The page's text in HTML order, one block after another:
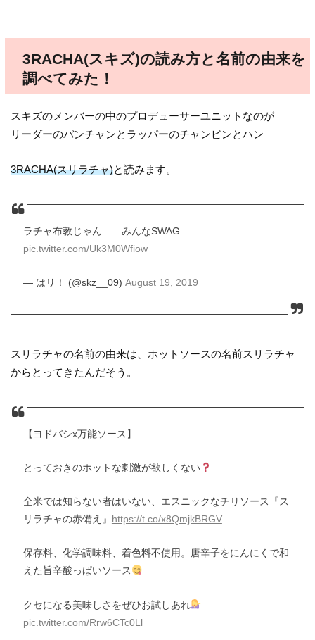
3RACHA(スキズ)の読み方と名前の由来を
調べてみた！
スキズのメンバーの中のプロデューサーユニットなのが
リーダーのバンチャンとラッパーのチャンビンとハン
3RACHA(スリラチャ)と読みます。
ラチャ布教じゃん……みんなSWAG………………
pic.twitter.com/Uk3M0Wfiow
— はリ！ (@skz__09) August 19, 2019
スリラチャの名前の由来は、ホットソースの名前スリラチャ
からとってきたんだそう。
【ヨドバシx万能ソース】
とっておきのホットな刺激が欲しくない
全米では知らない者はいない、エスニックなチリソース『ス
リラチャの赤備え』 https://t.co/x8QmjkBRGV
保存料、化学調味料、着色料不使用。唐辛子をにんにくで和
えた旨辛酸っぱいソース
クセになる美味しさをぜひお試しあれ
pic.twitter.com/Rrw6CTc0Ll